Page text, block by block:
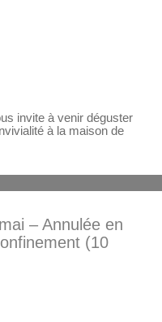
invite à venir déguster
à la maison de
– Annulée en
(10